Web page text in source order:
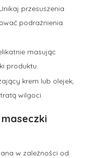
przesuszenia
podrażnienia
masując
produktu.
krem lub olejek,
wilgoci.
w zależności od